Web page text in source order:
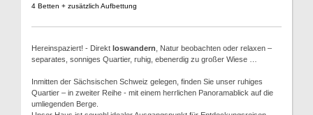
4 Betten + zusätzlich Aufbettung
Hereinspaziert! - Direkt loswandern , Natur beobachten oder relaxen –
separates, sonniges Quartier, ruhig, ebenerdig zu großer Wiese …
Inmitten der Sächsischen Schweiz gelegen, finden Sie unser ruhiges
Quartier – in zweiter Reihe - mit einem herrlichen Panoramablick auf die
umliegenden Berge.